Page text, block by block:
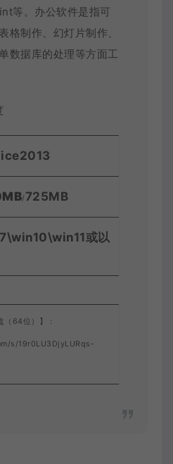
等。办公软件是指可
格制作、幻灯片制作、
数据库的处理等方面工
2013
MB/ 725MB
或以
64位）】：
s/19r0LU3DjyLURqs-